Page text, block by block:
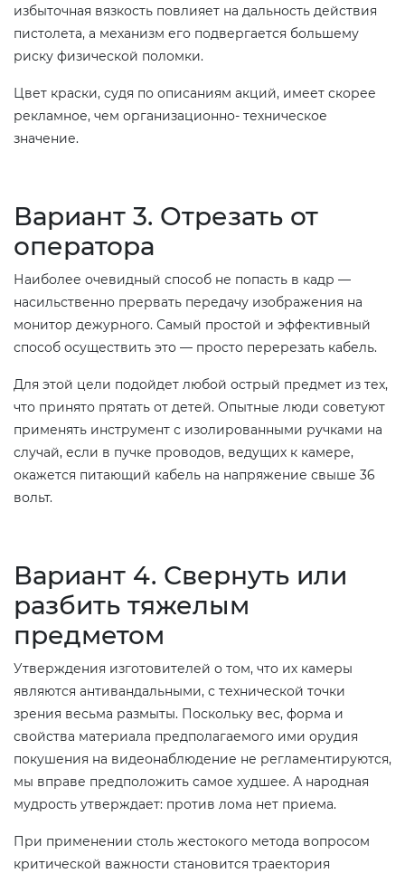
избыточная вязкость повлияет на дальность действия
пистолета, а механизм его подвергается большему
риску физической поломки.
Цвет краски, судя по описаниям акций, имеет скорее
рекламное, чем организационно- техническое
значение.
Вариант 3. Отрезать от
оператора
Наиболее очевидный способ не попасть в кадр —
насильственно прервать передачу изображения на
монитор дежурного. Самый простой и эффективный
способ осуществить это — просто перерезать кабель.
Для этой цели подойдет любой острый предмет из тех,
что принято прятать от детей. Опытные люди советуют
применять инструмент с изолированными ручками на
случай, если в пучке проводов, ведущих к камере,
окажется питающий кабель на напряжение свыше 36
вольт.
Вариант 4. Свернуть или
разбить тяжелым
предметом
Утверждения изготовителей о том, что их камеры
являются антивандальными, с технической точки
зрения весьма размыты. Поскольку вес, форма и
свойства материала предполагаемого ими орудия
покушения на видеонаблюдение не регламентируются,
мы вправе предположить самое худшее. А народная
мудрость утверждает: против лома нет приема.
При применении столь жестокого метода вопросом
критической важности становится траектория